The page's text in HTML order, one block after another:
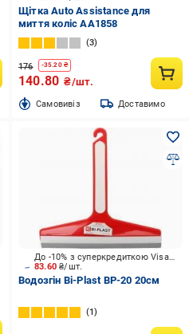
Щітка Auto Assistance для
миття коліс AA1858
3
176 -35.20₴
140.80 ₴/шт.
Cамовивіз Доставимо
83.60₴/шт.
До -10% з суперкредиткою Visa Вигода
Водозгін Bi-Plast BP-20 20см
1